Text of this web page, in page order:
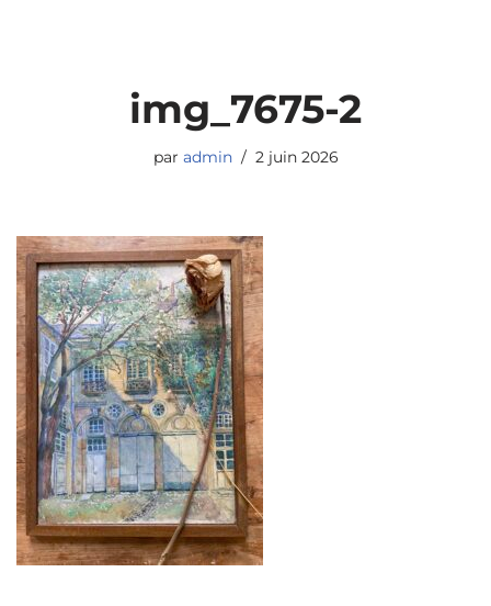
img_7675-2
par admin 2 juin 2026